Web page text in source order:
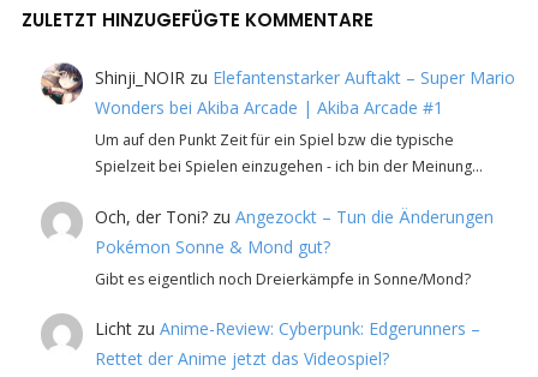
ZULETZT HINZUGEFÜGTE KOMMENTARE
Shinji_NOIR zu Elefantenstarker Auftakt – Super Mario
Wonders bei Akiba Arcade | Akiba Arcade #1
Um auf den Punkt Zeit für ein Spiel bzw die typische
Spielzeit bei Spielen einzugehen - ich bin der Meinung…
Och, der Toni? zuAngezockt – Tun die Änderungen
Pokémon Sonne & Mond gut?
Gibt es eigentlich noch Dreierkämpfe in Sonne/Mond?
Licht zuAnime-Review: Cyberpunk: Edgerunners –
Rettet der Anime jetzt das Videospiel?